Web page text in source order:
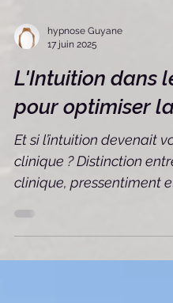
hypnose Guyane
L'Intuition dans
pour optimiser la
Et si l’intuition devenait
clinique ? Distinction
clinique, pressentiment